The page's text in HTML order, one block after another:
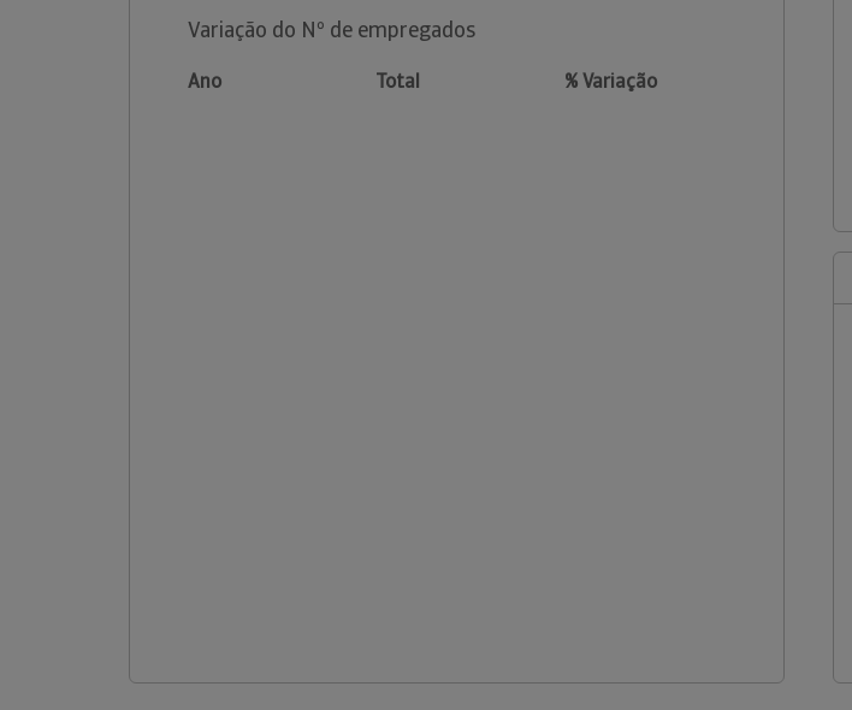
Variação do Nº de empregados
Ano Total % Variação